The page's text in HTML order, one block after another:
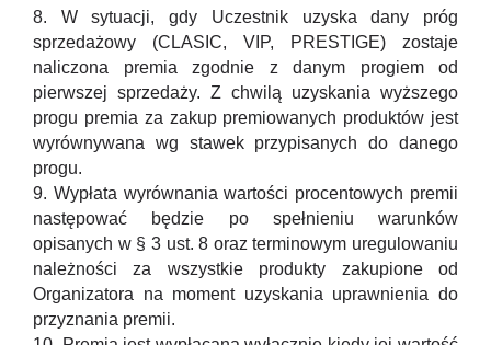
8. W sytuacji, gdy Uczestnik uzyska dany próg
sprzedażowy (CLASIC, VIP, PRESTIGE) zostaje
naliczona premia zgodnie z danym progiem od
pierwszej sprzedaży. Z chwilą uzyskania wyższego
progu premia za zakup premiowanych produktów jest
wyrównywana wg stawek przypisanych do danego
progu.
9. Wypłata wyrównania wartości procentowych premii
następować będzie po spełnieniu warunków
opisanych w § 3 ust. 8 oraz terminowym uregulowaniu
należności za wszystkie produkty zakupione od
Organizatora na moment uzyskania uprawnienia do
przyznania premii.